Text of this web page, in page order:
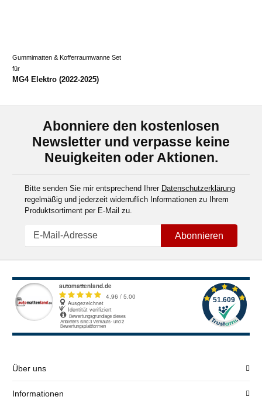
Gummimatten & Kofferraumwanne Set
für
MG4 Elektro (2022-2025)
Abonniere den kostenlosen
Newsletter und verpasse keine
Neuigkeiten oder Aktionen.
Bitte senden Sie mir entsprechend Ihrer Datenschutzerklärung
regelmäßig und jederzeit widerruflich Informationen zu Ihrem
Produktsortiment per E-Mail zu.
Abonnieren
Über uns
Informationen